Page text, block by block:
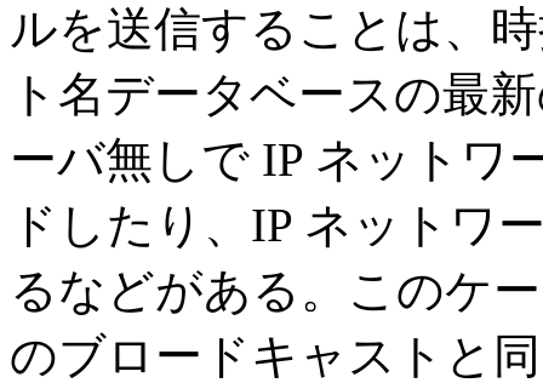
ルを送信することは、
ト名データベースの最
ーバ無しで IP ネットワ
ドしたり、IP ネットワ
るなどがある。このケ
のブロードキャストと